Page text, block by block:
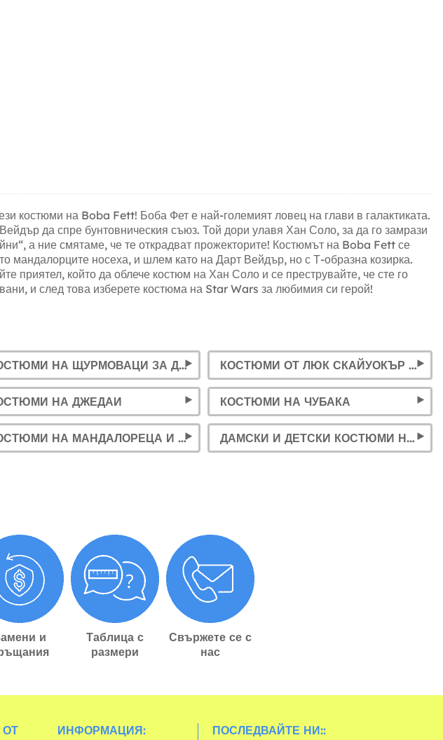
костюми на Boba Fett! Боба Фет е най-големият ловец на глави в галактиката.
да спре бунтовническия съюз. Той дори улавя Хан Соло, за да го замрази
а ние смятаме, че те открадват прожекторите! Костюмът на Boba Fett се
мандалорците носеха, и шлем като на Дарт Вейдър, но с Т-образна козирка.
който да облече костюм на Хан Соло и се преструвайте, че сте го
и след това изберете костюма на Star Wars за любимия си герой!
КОСТЮМИ НА ЩУРМОВАЦИ ЗА ДЕЦА И ВЪЗРАСТНИ КОСТЮМИ ОТ ЛЮК СКАЙУОКЪР ЗА ДЕЦА И ВЪЗРАСТНИ
НА ДЖЕДАИ КОСТЮМИ НА ЧУБАКА
КОСТЮМИ НА МАНДАЛОРЕЦА И БЕБЕ ЙОДА ЗА ВЪЗРАСТНИ И ДЕЦА ДАМСКИ И ДЕТСКИ КОСТЮМИ НА РЕЙ (МЕЖДУЗВЕЗДНИ ВОЙНИ)
и
Таблица с
размери
Свържете се с
нас
ИНФОРМАЦИЯ: ПОСЛЕДВАЙТЕ НИ::